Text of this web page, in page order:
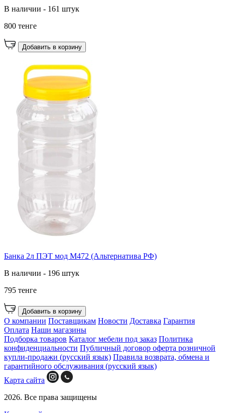
В наличии - 161 штук
800 тенге
Добавить в корзину
Банка 2л ПЭТ мод М472 (Альтернатива РФ)
В наличии - 196 штук
795 тенге
Добавить в корзину
О компании Поставщикам Новости Доставка Гарантия
Оплата Наши магазины
Подборка товаров Каталог мебели под заказ Политика
конфиденциальности Публичный договор оферта розничной
купли-продажи (русский язык) Правила возврата, обмена и
гарантийного обслуживания (русский язык)
Карта сайта
2026. Все права защищены